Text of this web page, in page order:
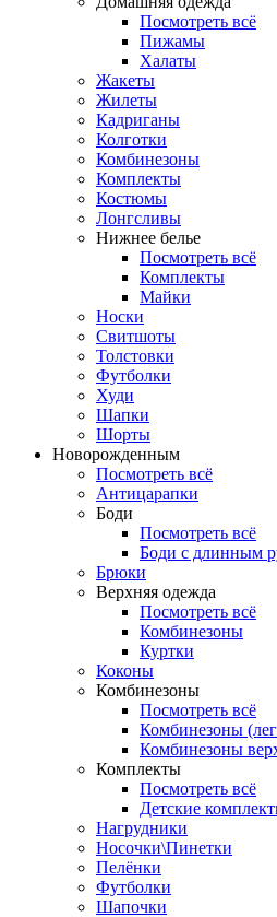
Посмотреть всё
Пижамы
Халаты
Жакеты
Жилеты
Кадриганы
Колготки
Комбинезоны
Комплекты
Костюмы
Лонгсливы
Нижнее белье
Посмотреть всё
Комплекты
Майки
Носки
Свитшоты
Толстовки
Футболки
Худи
Шапки
Шорты
Новорожденным
Посмотреть всё
Антицарапки
Боди
Посмотреть всё
Боди с длинным
Брюки
Верхняя одежда
Посмотреть всё
Комбинезоны
Куртки
Коконы
Комбинезоны
Посмотреть всё
Комбинезоны
Комбинезоны
Комплекты
Посмотреть всё
Детские
Нагрудники
Носочки\Пинетки
Пелёнки
Футболки
Шапочки